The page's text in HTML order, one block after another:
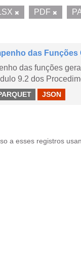
PDF
das
das funções
9.2 dos
JSON
a esses registros